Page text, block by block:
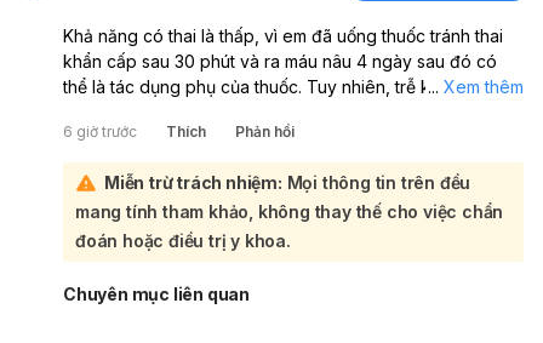
Khả năng có thai là thấp, vì em đã uống thuốc tránh thai
khẩn cấp sau 30 phút và ra máu nâu 4 ngày sau đó có
thể là tác dụng phụ của thuốc. Tuy nhiên, trễ kinh 10 ngày
chứng. Em nên thử thai ngay bằng que thử nước tiểu hoặc
xét nghiệm beta-hCG máu để kiểm tra chính xác. Nếu kết
quả âm tính mà vẫn chưa có kinh sau vài ngày, hoặc có
đau bụng, ra máu bất thường, chóng mặt thì nên đi khám
Sản phụ khoa sớm. Thuốc tránh thai khẩn cấp có thể làm
rối loạn kinh nguyệt, nên trễ kinh sau dùng thuốc là khá
thường gặp.
... Xem thêm
6 giờ trước Thích Phản hồi
Miễn trừ trách nhiệm: Mọi thông tin trên đều
mang tính tham khảo, không thay thế cho việc chẩn
đoán hoặc điều trị y khoa.
Chuyên mục liên quan